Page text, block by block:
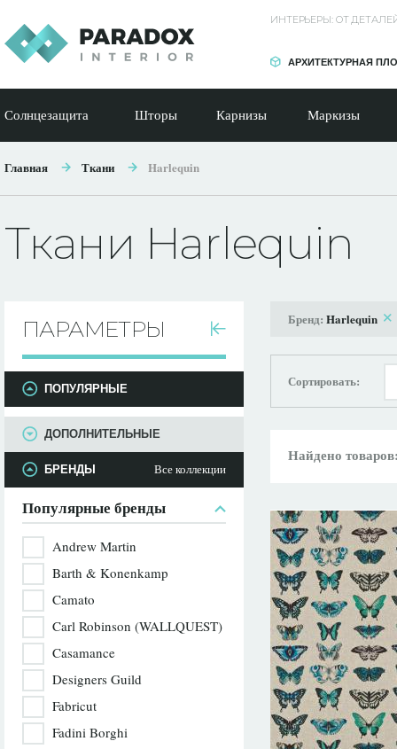
ИНТЕРЬЕРЫ: ОТ
АРХИТЕКТУРНАЯ
Солнцезащита Шторы Карнизы Маркизы
Главная Ткани Harlequin
Ткани Harlequin
ПАРАМЕТРЫ
ПАРАМЕТРЫ
ПОПУЛЯРНЫЕ
ДОПОЛНИТЕЛЬНЫЕ
БРЕНДЫ
Популярные бренды
Andrew Martin
Barth & Konenkamp
Camato
Carl Robinson (WALLQUEST)
Casamance
Designers Guild
Fabricut
Fadini Borghi
Все коллекции
Бренд: Harlequin
Сортировать:
Найдено